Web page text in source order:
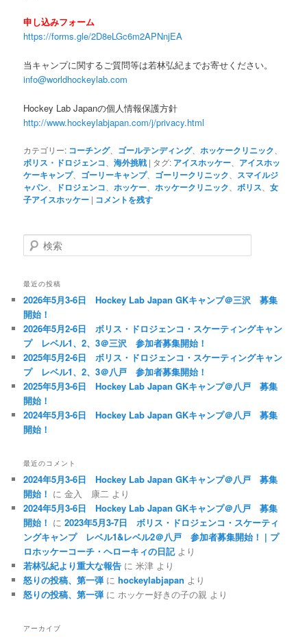
申し込みフォーム
https://forms.gle/2D8eLGc6m2APNnjEA
当キャンプに関するご質問等は若林弘紀までお寄せください。
info@worldhockeylab.com
Hockey Lab Japanの個人情報保護方針
http://www.hockeylabjapan.com/j/privacy.html
カテゴリー: コーチング、 ゴールテンディング、ホッケークリニック
ボリス・ドロジェンコ 、海外挑戦 | タグ: アイスホッケー
アイスホッ
ケーキャンプ、 ゴーリーキャンプ、 ゴーリークリニック
スマイルジ
ャパン
ドロジェンコ 、ホッケー 、ホッケークリニック ボリス 、女
子アイスホッケー | コメントを残す
検
索
最近の投稿
2026年5月3-6日 Hockey Lab Japan GKキャンプ＠三沢 募集
開始！
2026年5月2-6日 ボリス・ドロジェンコ・スケーティングキャン
プ レベル1、2、3＠三沢 参加者募集開始！
2025年5月2-6日 ボリス・ドロジェンコ・スケーティングキャン
プ レベル1、2、3＠八戸 参加者募集開始！
2025年5月3-6日 Hockey Lab Japan GKキャンプ＠八戸 募集
開始！
2024年5月3-6日 Hockey Lab Japan GKキャンプ＠八戸 募集
開始！
最近のコメント
2024年5月3-6日 Hockey Lab Japan GKキャンプ＠八戸 募集
開始！ に金入 康二 より
2024年5月3-6日 Hockey Lab Japan GKキャンプ＠八戸 募集
開始！ に2023年5月3-7日 ボリス・ドロジェンコ・スケーティ
ングキャンプ レベル1&レベル2＠八戸 参加者募集開始！ | プ
ロホッケーコーチ・ヘローキィの日記より
若林弘紀より重大な報告 に米津 より
怒りの投稿、第一弾 にhockeylabjapan より
怒りの投稿、第一弾 にホッケー好きの子の親 より
アーカイブ